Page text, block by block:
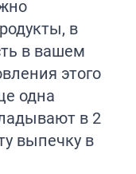
в
в вашем
этого
одна
в 2
выпечку в